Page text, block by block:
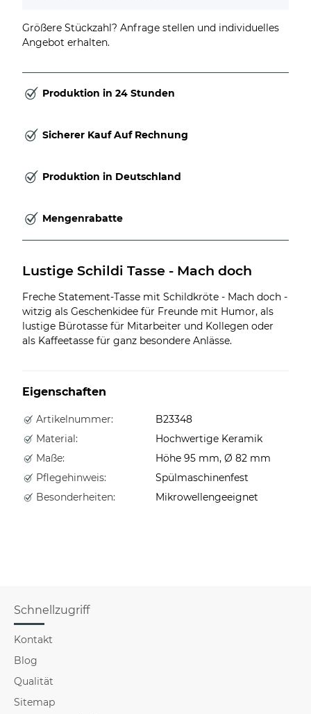
Größere Stückzahl? Anfrage stellen und individuelles
Angebot erhalten.
Produktion in 24 Stunden
Sicherer Kauf Auf Rechnung
Produktion in Deutschland
Mengenrabatte
Lustige Schildi Tasse - Mach doch
Freche Statement-Tasse mit Schildkröte - Mach doch -
witzig als Geschenkidee für Freunde mit Humor, als
lustige Bürotasse für Mitarbeiter und Kollegen oder
als Kaffeetasse für ganz besondere Anlässe.
Eigenschaften
Artikelnummer:
B23348
Material:
Hochwertige Keramik
Maße:
Höhe 95 mm, Ø 82 mm
Pflegehinweis:
Spülmaschinenfest
Besonderheiten:
Mikrowellengeeignet
Schnellzugriff
Kontakt
Blog
Qualität
Sitemap